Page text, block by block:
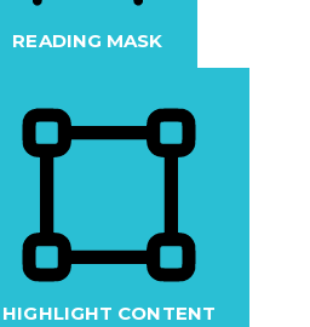
READING MASK
HIGHLIGHT CONTENT